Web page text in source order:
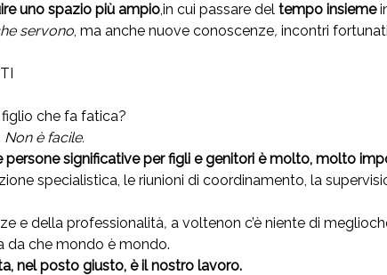
uno spazio più ampio,in cui passare del tempo insieme
servono, ma anche nuove conoscenze, incontri
che fa fatica?
Non è facile.
persone significative per figli e genitori è molto, molto
specialistica, le riunioni di coordinamento, la
e della professionalità, a voltenon c’è niente di
da che mondo è mondo.
nel posto giusto, è il nostro lavoro.